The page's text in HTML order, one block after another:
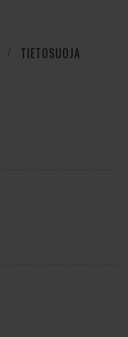
TIETOSUOJA